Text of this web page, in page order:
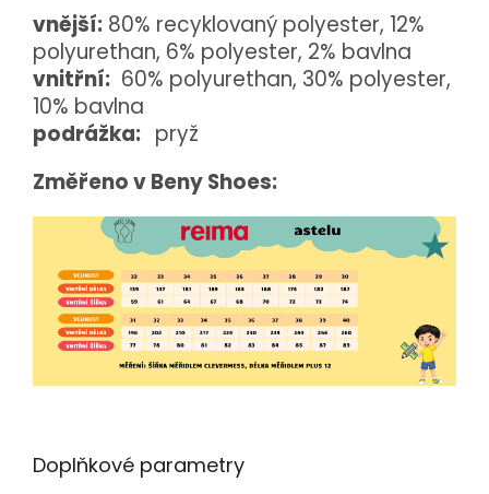
vnější: 80% recyklovaný polyester, 12%
polyurethan, 6% polyester, 2% bavlna
vnitřní: 60% polyurethan, 30% polyester,
10% bavlna
podrážka: pryž
Změřeno v Beny Shoes:
Doplňkové parametry